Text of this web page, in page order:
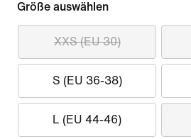
Größe auswählen
XXS (EU 30)
S (EU 36-38)
L (EU 44-46)